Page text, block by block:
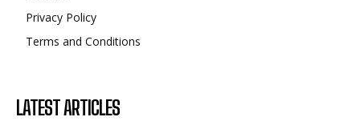
Privacy Policy
Terms and Conditions
LATEST ARTICLES